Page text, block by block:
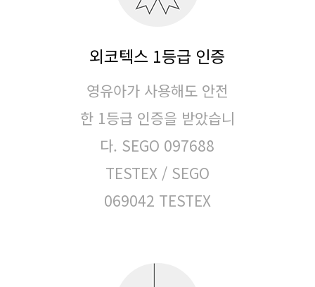
외코텍스 1등급 인증
영유아가 사용해도 안전
한 1등급 인증을 받았습니
다. SEGO 097688
TESTEX / SEGO
069042 TESTEX